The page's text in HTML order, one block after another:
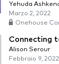
Yehuda
Marzo 2, 2022
Onehouse
Connecting
Alison Serour
Febbraio 9, 2022